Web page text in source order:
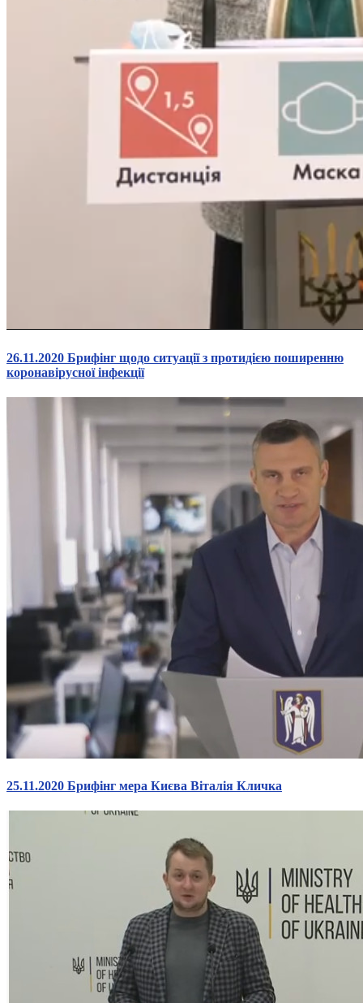
26.11.2020 Брифінг щодо ситуації з протидією поширенню
коронавірусної інфекції
25.11.2020 Брифінг мера Києва Віталія Кличка